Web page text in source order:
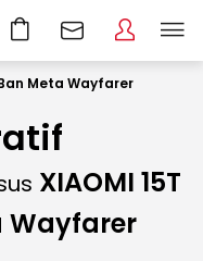
Ban Meta Wayfarer
XIAOMI 15T
Wayfarer